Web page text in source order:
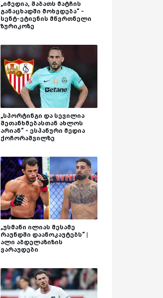
„იმედია, შაბათს მატჩის
განაცხადში მოხვდება“ -
სენტ-ეტიენის მწვრთნელი
ზურიკოზე
„სპორტინგი და სევილია
შეთანხმებასთან ახლოს
არიან“ - ესპანური მედია
ქოჩორაშვილზე
„უსმანი ილიას მესამე
რაუნდში დაანოკაუტებს“ |
ალი აბდელაზიზის
ვარაუდები